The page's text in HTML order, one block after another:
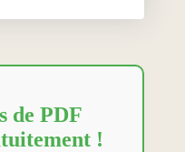
de PDF
!